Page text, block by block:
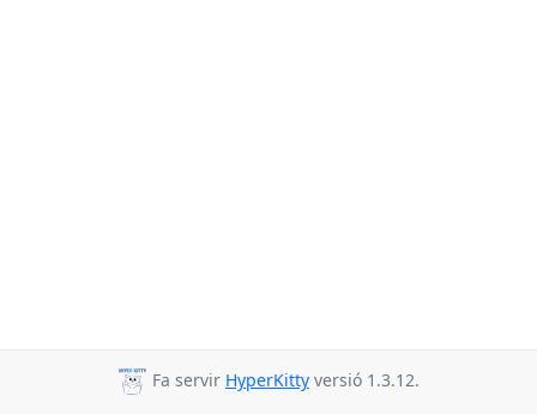
Fa servir HyperKitty versió 1.3.12.